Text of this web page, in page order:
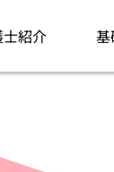
紹介